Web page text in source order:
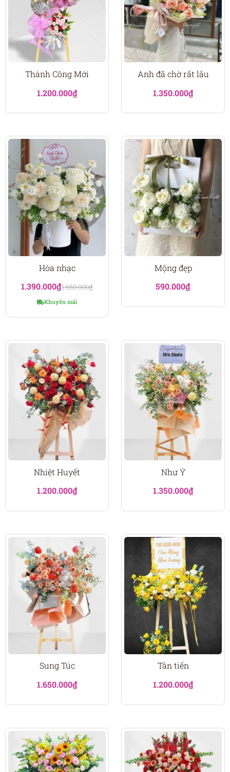
Thành Công Mới
1.200.000₫
Anh đã chờ rất lâu
1.350.000₫
Hòa nhạc
1.390.000₫1.650.000₫
Khuyến mãi
Mộng đẹp
590.000₫
Nhiệt Huyết
1.200.000₫
Như Ý
1.350.000₫
Sung Túc
1.650.000₫
Tân tiến
1.200.000₫